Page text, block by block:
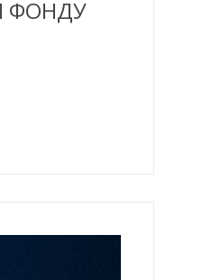
ФОНДУ